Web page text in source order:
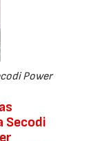
Power
Secodi